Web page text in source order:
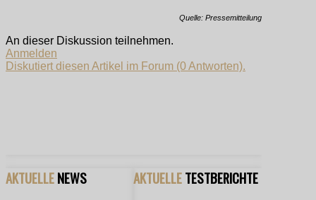
Quelle: Pressemitteilung
An dieser Diskussion teilnehmen.
Anmelden
Diskutiert diesen Artikel im Forum (0 Antworten).
AKTUELLENEWS AKTUELLETESTBERICHTE